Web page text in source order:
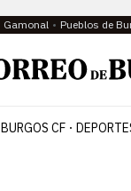
Gamonal Pueblos de
BURGOS CF